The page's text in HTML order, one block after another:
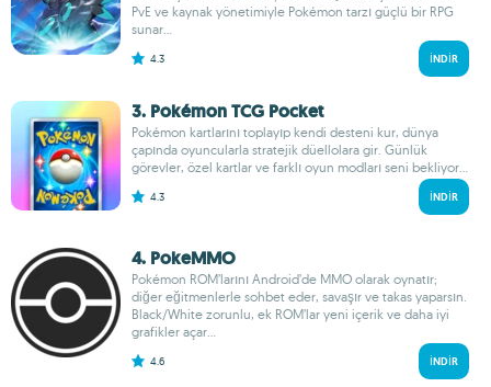
PvE ve kaynak yönetimiyle Pokémon tarzı güçlü bir RPG
sunar...
4.3 İNDIR
3. Pokémon TCG Pocket
Pokémon kartlarını toplayıp kendi desteni kur, dünya
çapında oyuncularla stratejik düellolara gir. Günlük
görevler, özel kartlar ve farklı oyun modları seni bekliyor...
4.3 İNDIR
4. PokeMMO
Pokémon ROM’larını Android’de MMO olarak oynatır;
diğer eğitmenlerle sohbet eder, savaşır ve takas yaparsın.
Black/White zorunlu, ek ROM’lar yeni içerik ve daha iyi
grafikler açar...
4.6 İNDIR